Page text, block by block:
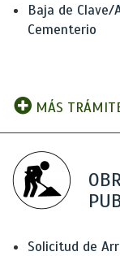
Baja de Clave/
Cementerio
MÁS
Solicitud de